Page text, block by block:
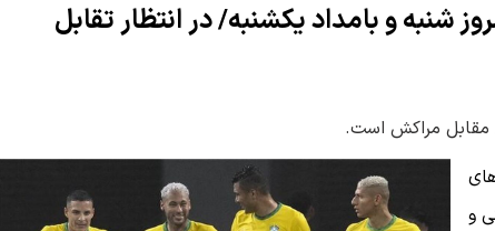
امروز شنبه و بامداد یکشنبه/ در انتظار تقابل
مقابل مراکش است.
و